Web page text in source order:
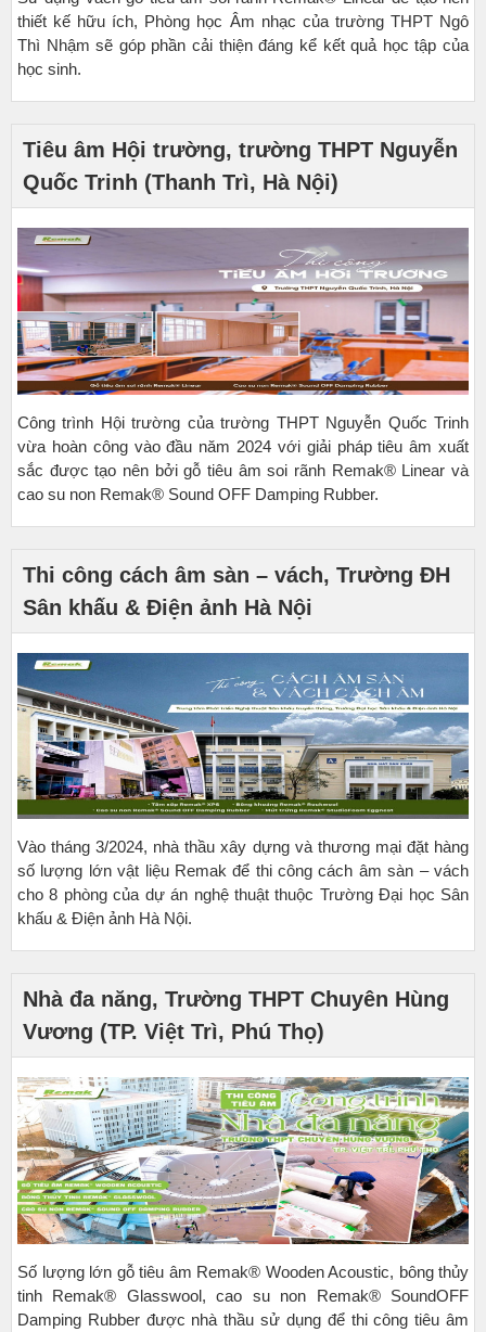
thiết kế hữu ích, Phòng học Âm nhạc của trường THPT Ngô
Thì Nhậm sẽ góp phần cải thiện đáng kể kết quả học tập của
học sinh.
Tiêu âm Hội trường, trường THPT Nguyễn
Quốc Trinh (Thanh Trì, Hà Nội)
Công trình Hội trường của trường THPT Nguyễn Quốc Trinh
vừa hoàn công vào đầu năm 2024 với giải pháp tiêu âm xuất
sắc được tạo nên bởi gỗ tiêu âm soi rãnh Remak® Linear và
cao su non Remak® Sound OFF Damping Rubber.
Thi công cách âm sàn – vách, Trường ĐH
Sân khấu & Điện ảnh Hà Nội
Vào tháng 3/2024, nhà thầu xây dựng và thương mại đặt hàng
số lượng lớn vật liệu Remak để thi công cách âm sàn – vách
cho 8 phòng của dự án nghệ thuật thuộc Trường Đại học Sân
khấu & Điện ảnh Hà Nội.
Nhà đa năng, Trường THPT Chuyên Hùng
Vương (TP. Việt Trì, Phú Thọ)
Số lượng lớn gỗ tiêu âm Remak® Wooden Acoustic, bông thủy
tinh Remak® Glasswool, cao su non Remak® SoundOFF
Damping Rubber được nhà thầu sử dụng để thi công tiêu âm